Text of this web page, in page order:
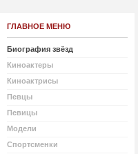
ГЛАВНОЕ МЕНЮ
Биография звёзд
Киноактеры
Киноактрисы
Певцы
Певицы
Модели
Спортсменки